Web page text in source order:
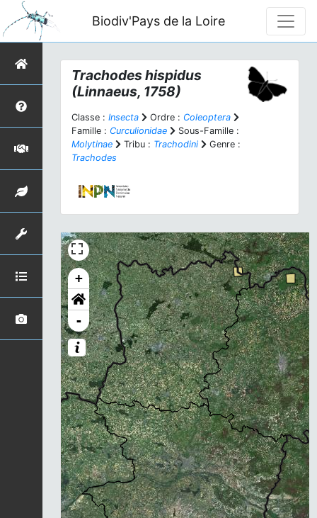
Biodiv'Pays de la Loire
Trachodes hispidus
(Linnaeus, 1758)
Classe : Insecta Ordre : Coleoptera
Famille : Curculionidae
Sous-Famille :
Molytinae
Tribu : Trachodini
Genre :
Trachodes
+
-